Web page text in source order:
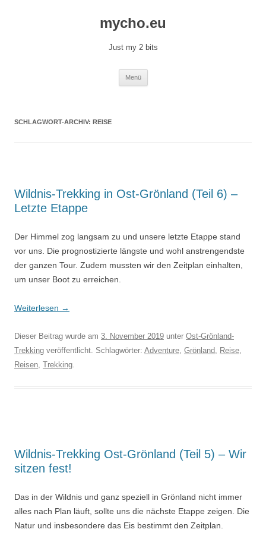
mycho.eu
Just my 2 bits
Menü
SCHLAGWORT-ARCHIV: REISE
Wildnis-Trekking in Ost-Grönland (Teil 6) –
Letzte Etappe
Der Himmel zog langsam zu und unsere letzte Etappe stand
vor uns. Die prognostizierte längste und wohl anstrengendste
der ganzen Tour. Zudem mussten wir den Zeitplan einhalten,
um unser Boot zu erreichen.
Weiterlesen →
Dieser Beitrag wurde am 3. November 2019 unter Ost-Grönland-
Trekking veröffentlicht. Schlagwörter: Adventure, Grönland, Reise,
Reisen, Trekking.
Wildnis-Trekking Ost-Grönland (Teil 5) – Wir
sitzen fest!
Das in der Wildnis und ganz speziell in Grönland nicht immer
alles nach Plan läuft, sollte uns die nächste Etappe zeigen. Die
Natur und insbesondere das Eis bestimmt den Zeitplan.